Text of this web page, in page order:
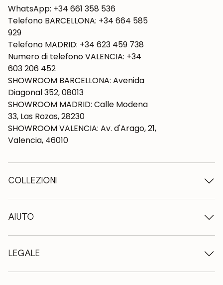
WhatsApp: +34 661 358 536
Telefono BARCELLONA: +34 664 585
929
Telefono MADRID: +34 623 459 738
Numero di telefono VALENCIA: +34
603 206 452
SHOWROOM BARCELLONA: Avenida
Diagonal 352, 08013
SHOWROOM MADRID: Calle Modena
33, Las Rozas, 28230
SHOWROOM VALENCIA: Av. d'Arago, 21,
Valencia, 46010
COLLEZIONI
Tavoli in legno
Tavoli allungabili
Sedie in legno
Cassettiere in legno
AIUTO
Chi siamo
Condizioni di consegna
Professionisti
LEGALE
Metodi di pagamento